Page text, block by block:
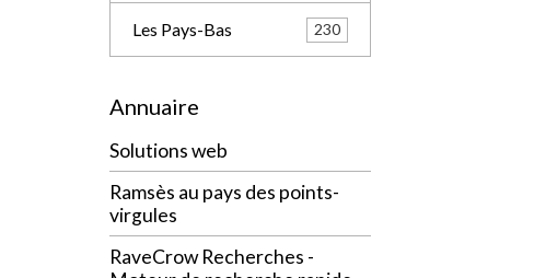
Les Pays-Bas 230
Annuaire
Solutions web
Ramsès au pays des points-
virgules
RaveCrow Recherches -